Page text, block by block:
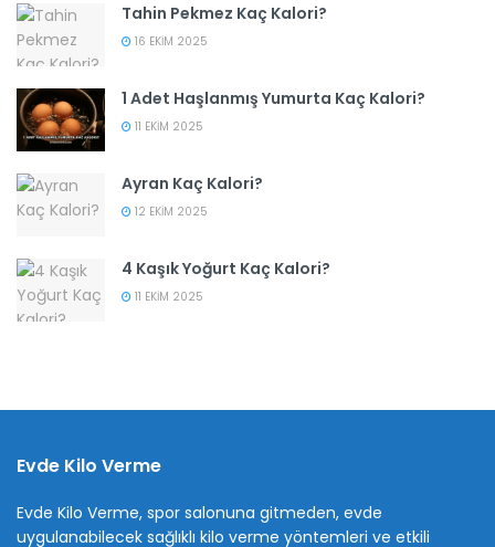
Tahin Pekmez Kaç Kalori?
16 EKIM 2025
1 Adet Haşlanmış Yumurta Kaç Kalori?
11 EKIM 2025
Ayran Kaç Kalori?
12 EKIM 2025
4 Kaşık Yoğurt Kaç Kalori?
11 EKIM 2025
Evde Kilo Verme
Evde Kilo Verme, spor salonuna gitmeden, evde
uygulanabilecek sağlıklı kilo verme yöntemleri ve etkili